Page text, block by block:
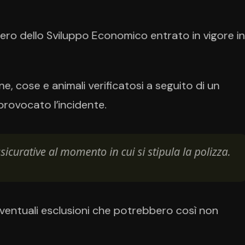
dello Sviluppo Economico entrato in vigore in
cose e animali verificatosi a seguito di un
l’incidente.
al momento in cui si stipula la polizza.
esclusioni che potrebbero così non